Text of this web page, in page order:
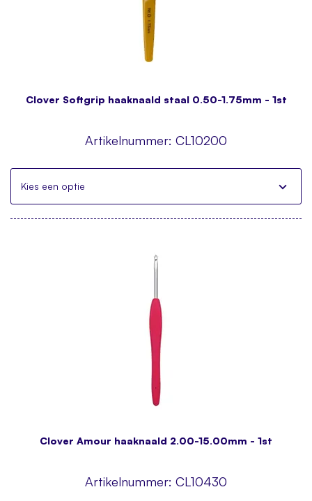
Clover Softgrip haaknaald staal 0.50-1.75mm - 1st
Artikelnummer: CL10200
Kies een optie
Clover Amour haaknaald 2.00-15.00mm - 1st
Artikelnummer: CL10430